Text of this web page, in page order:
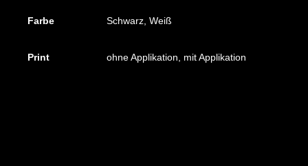
Farbe Schwarz, Weiß
Print ohne Applikation, mit Applikation